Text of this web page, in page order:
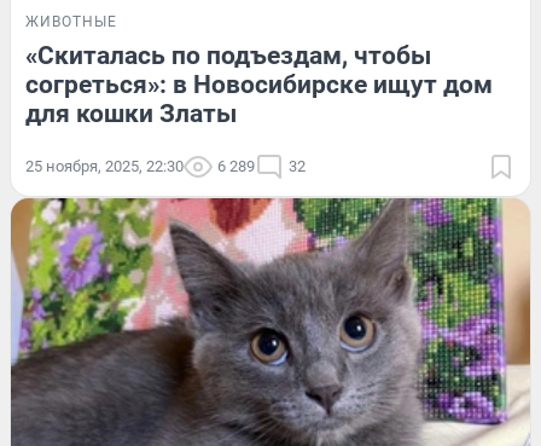
ЖИВОТНЫЕ
«Скиталась по подъездам, чтобы
согреться»: в Новосибирске ищут дом
для кошки Златы
25 ноября, 2025, 22:30 6 289 32